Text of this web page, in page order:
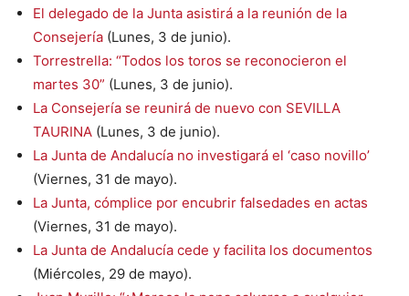
El delegado de la Junta asistirá a la reunión de la
Consejería (Lunes, 3 de junio).
Torrestrella: “Todos los toros se reconocieron el
martes 30” (Lunes, 3 de junio).
La Consejería se reunirá de nuevo con SEVILLA
TAURINA (Lunes, 3 de junio).
La Junta de Andalucía no investigará el ‘caso novillo’
(Viernes, 31 de mayo).
La Junta, cómplice por encubrir falsedades en actas
(Viernes, 31 de mayo).
La Junta de Andalucía cede y facilita los documentos
(Miércoles, 29 de mayo).